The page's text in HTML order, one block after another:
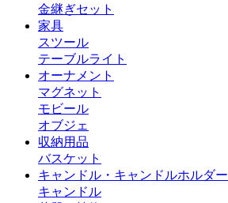
金継ぎセット
家具
スツール
テーブルライト
オーナメント
マグネット
モビール
オブジェ
収納用品
バスケット
キャンドル・キャンドルホルダー
キャンドル